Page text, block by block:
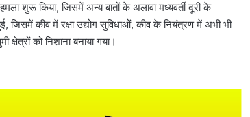
शुरू किया, जिसमें अन्य बातों के अलावा मध्यवर्ती दूरी के
जिसमें कीव में रक्षा उद्योग सुविधाओं, कीव के नियंत्रण में अभी भी
को निशाना बनाया गया।